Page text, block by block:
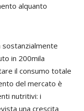
alquanto
sostanzialmente
in 200mila
il consumo totale
del mercato è
nutritivi: i
una crescita